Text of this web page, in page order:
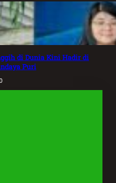
di Dunia Kini Hadir di
Puri